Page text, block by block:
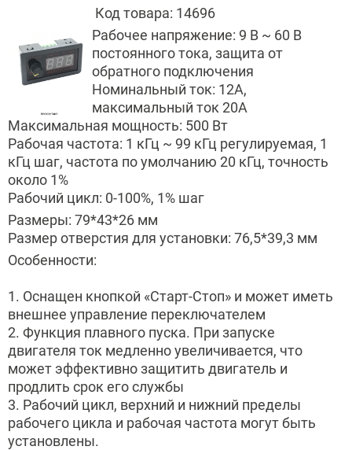
Код товара: 14696
Рабочее напряжение: 9 В ~ 60 В
постоянного тока, защита от
обратного подключения
Номинальный ток: 12А,
максимальный ток 20А
Максимальная мощность: 500 Вт
Рабочая частота: 1 кГц ~ 99 кГц регулируемая, 1
кГц шаг, частота по умолчанию 20 кГц, точность
около 1%
Рабочий цикл: 0-100%, 1% шаг
Размеры: 79*43*26 мм
Размер отверстия для установки: 76,5*39,3 мм
Особенности:
1. Оснащен кнопкой «Старт-Стоп» и может иметь
внешнее управление переключателем
2. Функция плавного пуска. При запуске
двигателя ток медленно увеличивается, что
может эффективно защитить двигатель и
продлить срок его службы
3. Рабочий цикл, верхний и нижний пределы
рабочего цикла и рабочая частота могут быть
установлены.